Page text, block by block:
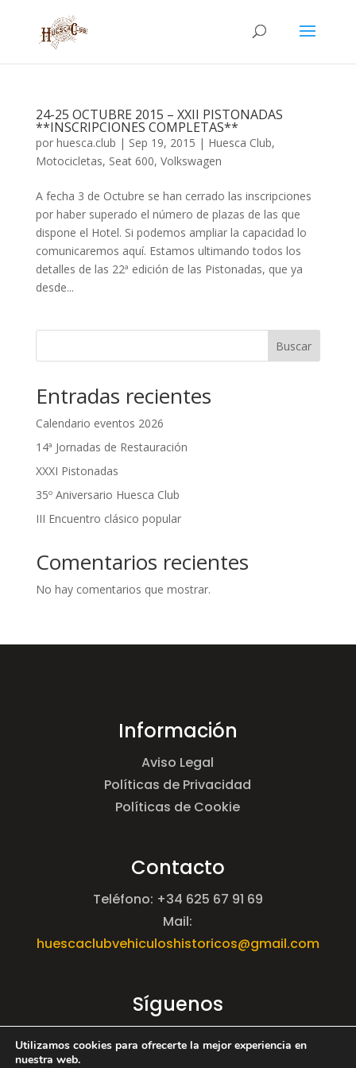
24-25 OCTUBRE 2015 – XXII PISTONADAS
**INSCRIPCIONES COMPLETAS**
por huesca.club | Sep 19, 2015 | Huesca Club,
Motocicletas, Seat 600, Volkswagen
A fecha 3 de Octubre se han cerrado las inscripciones
por haber superado el número de plazas de las que
dispone el Hotel. Si podemos ampliar la capacidad lo
comunicaremos aquí. Estamos ultimando todos los
detalles de las 22ª edición de las Pistonadas, que ya
desde...
Buscar
Entradas recientes
Calendario eventos 2026
14ª Jornadas de Restauración
XXXI Pistonadas
35º Aniversario Huesca Club
III Encuentro clásico popular
Comentarios recientes
No hay comentarios que mostrar.
Información
Aviso Legal
Políticas de Privacidad
Políticas de Cookie
Contacto
Teléfono: +34 625 67 91 69
Mail:
huescaclubvehiculoshistoricos@gmail.com
Síguenos
Utilizamos cookies para ofrecerte la mejor experiencia en
nuestra web.